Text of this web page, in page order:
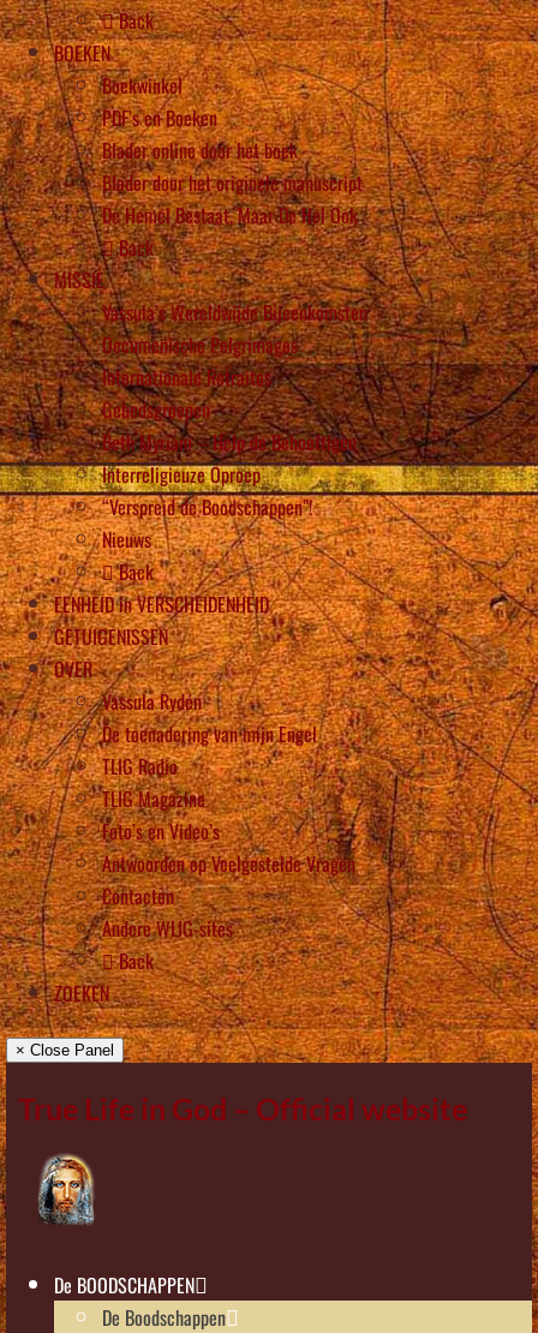
Back
BOEKEN
Boekwinkel
PDF’s en Boeken
Blader online door het boek
Blader door het originele manuscript
De Hemel Bestaat, Maar De Hel Ook
Back
MISSIE
Vassula’s Wereldwijde Bijeenkomsten
Oecumenische Pelgrimages
Internationale Retraites
Gebedsgroepen
Beth Myriam – Help de Behoeftigen
Interreligieuze Oproep
“Verspreid de Boodschappen”!
Nieuws
Back
EENHEID in VERSCHEIDENHEID
GETUIGENISSEN
OVER
Vassula Rydén
De toenadering van mijn Engel
TLIG Radio
TLIG Magazine
Foto’s en Video’s
Antwoorden op Veelgestelde Vragen
Contacten
Andere WLIG-sites
Back
ZOEKEN
× Close Panel
True Life in God – Official website
De BOODSCHAPPEN
De Boodschappen